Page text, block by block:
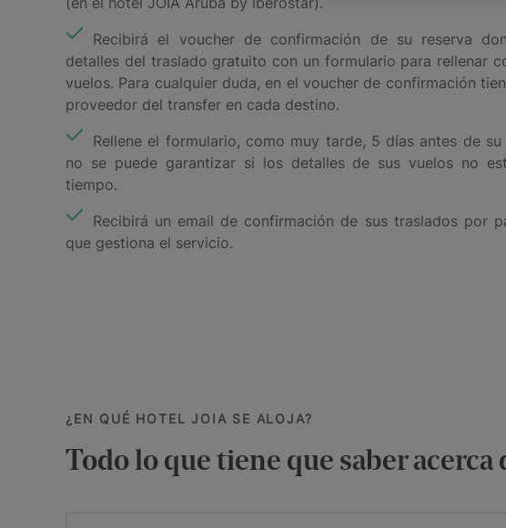
Recibirá el voucher de confirmación de su reserva
detalles del traslado gratuito con un formulario para rellenar
vuelos. Para cualquier duda, en el voucher de confirmación
proveedor del transfer en cada destino.
Rellene el formulario, como muy tarde, 5 días antes de
no se puede garantizar si los detalles de sus vuelos no
tiempo.
Recibirá un email de confirmación de sus traslados por
que gestiona el servicio.
¿EN QUÉ HOTEL JOIA SE ALOJA?
Todo lo que tiene que saber